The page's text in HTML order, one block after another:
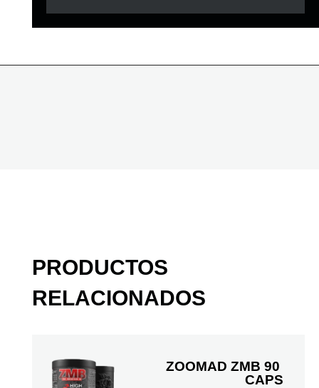
PRODUCTOS
RELACIONADOS
ZOOMAD ZMB 90
CAPS